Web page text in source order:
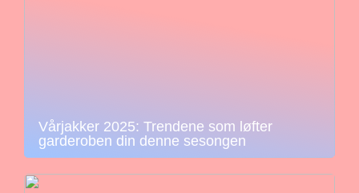
Vårjakker 2025: Trendene som løfter
garderoben din denne sesongen